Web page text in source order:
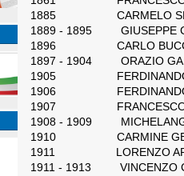
1885 CARMELO
1889 - 1895 GIUSEPPE
1896 CARLO
1897 - 1904 ORAZIO
1905 FERDINANDO
1906 FERDINANDO
1907 FRANCESCO
1908 - 1909
1910 CARMINE
1911 LORENZO
1911 - 1913 VINCENZO